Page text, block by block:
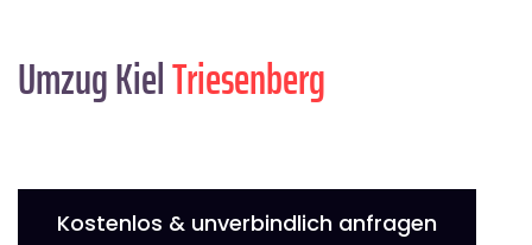
Umzug KielTriesenberg
Kostenlos & unverbindlich anfragen